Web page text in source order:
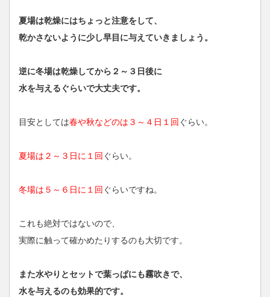
夏場は乾燥にはちょっと注意をして、
乾かさないように少し早目に与えていきましょう。
逆に冬場は乾燥してから２～３日後に
水を与えるぐらいで大丈夫です。
目安としては春や秋などのは３～４日１回 ぐらい。
夏場は２～３日に１回 ぐらい。
冬場は５～６日に１回 ぐらいですね。
これも絶対ではないので、
実際に触って確かめたりするのも大切です。
また水やりとセットで葉っぱにも霧吹きで、
水を与えるのも効果的です。